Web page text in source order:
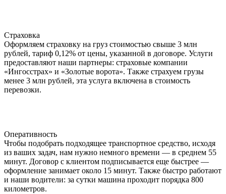
Страховка
Оформляем страховку на груз стоимостью свыше 3 млн
рублей, тариф 0,12% от цены, указанной в договоре. Услуги
предоставляют наши партнеры: страховые компании
«Ингосстрах» и «Золотые ворота». Также страхуем грузы
менее 3 млн рублей, эта услуга включена в стоимость
перевозки.
Оперативность
Чтобы подобрать подходящее транспортное средство, исходя
из ваших задач, нам нужно немного времени — в среднем 55
минут. Договор с клиентом подписывается еще быстрее —
оформление занимает около 15 минут. Также быстро работают
и наши водители: за сутки машина проходит порядка 800
километров.